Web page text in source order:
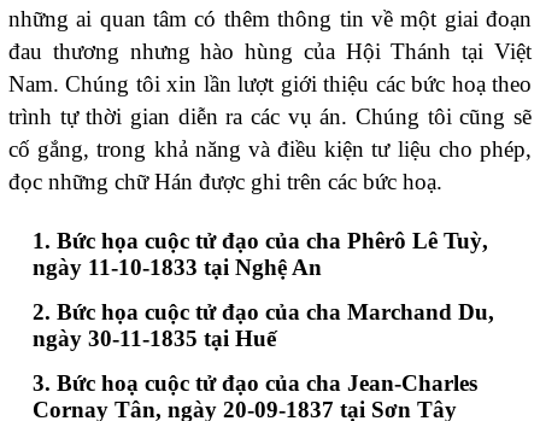
những ai quan tâm có thêm thông tin về một giai đoạn
đau thương nhưng hào hùng của Hội Thánh tại Việt
Nam. Chúng tôi xin lần lượt giới thiệu các bức hoạ theo
trình tự thời gian diễn ra các vụ án. Chúng tôi cũng sẽ
cố gắng, trong khả năng và điều kiện tư liệu cho phép,
đọc những chữ Hán được ghi trên các bức hoạ.
1. Bức họa cuộc tử đạo của cha Phêrô Lê Tuỳ,
ngày 11-10-1833 tại Nghệ An
2. Bức họa cuộc tử đạo của cha Marchand Du,
ngày 30-11-1835 tại Huế
3. Bức hoạ cuộc tử đạo của cha Jean-Charles
Cornay Tân, ngày 20-09-1837 tại Sơn Tây